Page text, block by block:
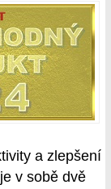
a zlepšení
v sobě dvě